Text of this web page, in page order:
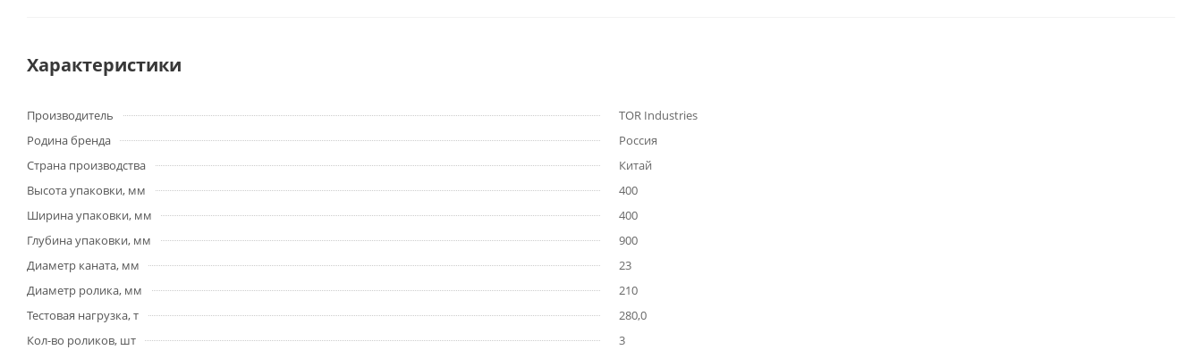
Характеристики
Производитель
TOR Industries
Родина бренда
Россия
Страна производства
Китай
Высота упаковки, мм
400
Ширина упаковки, мм
400
Глубина упаковки, мм
900
Диаметр каната, мм
23
Диаметр ролика, мм
210
Тестовая нагрузка, т
280,0
Кол-во роликов, шт
3